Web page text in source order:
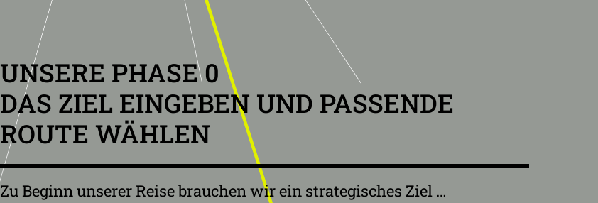
UNSERE PHASE 0
DAS ZIEL EINGEBEN UND PASSENDE
ROUTE WÄHLEN
Zu Beginn unserer Reise brauchen wir ein strategisches Ziel …